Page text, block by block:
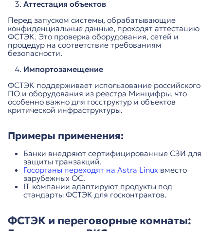
Аттестация объектов
Перед запуском системы, обрабатывающие
конфиденциальные данные, проходят аттестацию
ФСТЭК. Это проверка оборудования, сетей и
процедур на соответствие требованиям
безопасности.
Импортозамещение
ФСТЭК поддерживает использование российского
ПО и оборудования из реестра Минцифры, что
особенно важно для госструктур и объектов
критической инфраструктуры.
Примеры применения:
Банки внедряют сертифицированные СЗИ для
защиты транзакций.
Госорганы переходят на Astra Linux вместо
зарубежных ОС.
IT-компании адаптируют продукты под
стандарты ФСТЭК для госконтрактов.
ФСТЭК и переговорные комнаты: